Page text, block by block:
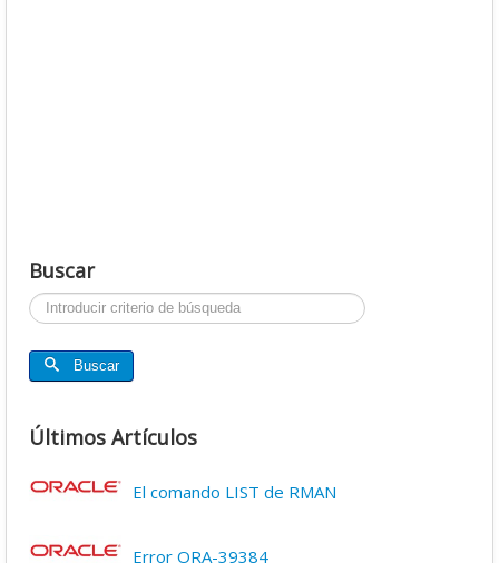
Buscar
Buscar...
Buscar
Últimos Artículos
El comando LIST de RMAN
Error ORA-39384